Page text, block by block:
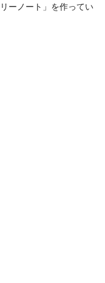
ーノート」を作ってい